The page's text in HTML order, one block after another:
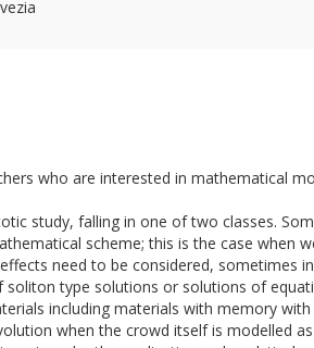
who are interested in mathematical
study, falling in one of two classes.
scheme; this is the case when
need to be considered, sometimes
type solutions or solutions of
including materials with memory
when the crowd itself is modelled